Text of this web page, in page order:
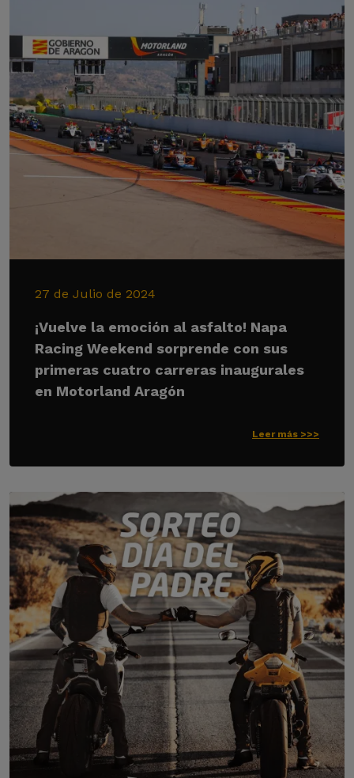
27 de Julio de 2024
¡Vuelve la emoción al asfalto! Napa
Racing Weekend sorprende con sus
primeras cuatro carreras inaugurales
en Motorland Aragón
Leer más >>>